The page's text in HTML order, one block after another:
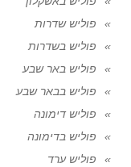
פוליש שדרות
פוליש בשדרות
פוליש באר שבע
פוליש בבאר שבע
פוליש דימונה
פוליש בדימונה
פוליש ערד